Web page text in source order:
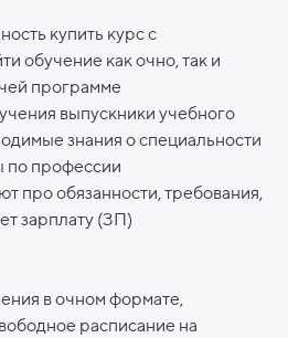
купить курс с
обучение как очно, так и
программе
выпускники учебного
знания о специальности
по профессии
про обязанности, требования,
зарплату (ЗП)
в очном формате,
расписание на